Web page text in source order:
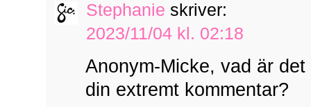
Stephanie skriver:
2023/11/04 kl. 02:18
Anonym-Micke, vad är
din extremt kommentar?